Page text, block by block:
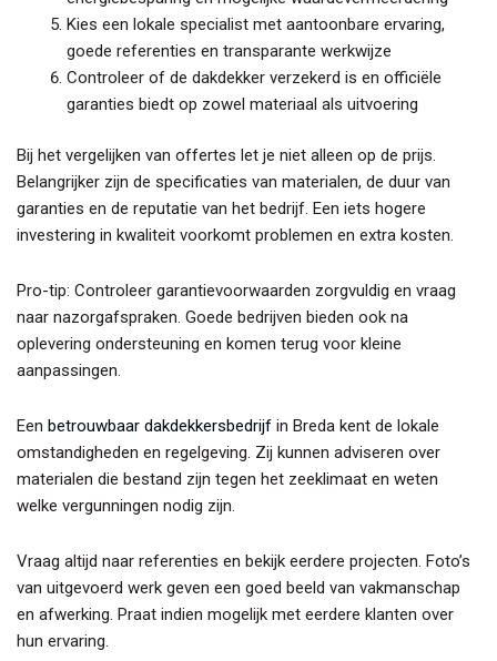
Kies een lokale specialist met aantoonbare ervaring,
goede referenties en transparante werkwijze
Controleer of de dakdekker verzekerd is en officiële
garanties biedt op zowel materiaal als uitvoering
Bij het vergelijken van offertes let je niet alleen op de prijs.
Belangrijker zijn de specificaties van materialen, de duur van
garanties en de reputatie van het bedrijf. Een iets hogere
investering in kwaliteit voorkomt problemen en extra kosten.
Pro-tip: Controleer garantievoorwaarden zorgvuldig en vraag
naar nazorgafspraken. Goede bedrijven bieden ook na
oplevering ondersteuning en komen terug voor kleine
aanpassingen.
Een betrouwbaar dakdekkersbedrijf in Breda kent de lokale
omstandigheden en regelgeving. Zij kunnen adviseren over
materialen die bestand zijn tegen het zeeklimaat en weten
welke vergunningen nodig zijn.
Vraag altijd naar referenties en bekijk eerdere projecten. Foto’s
van uitgevoerd werk geven een goed beeld van vakmanschap
en afwerking. Praat indien mogelijk met eerdere klanten over
hun ervaring.